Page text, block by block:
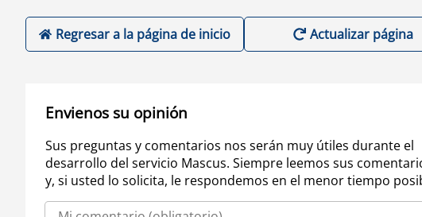
Regresar a la página de inicio Actualizar página
Envienos su opinión
Sus preguntas y comentarios nos serán muy útiles durante el
desarrollo del servicio Mascus. Siempre leemos sus
y, si usted lo solicita, le respondemos en el menor tiempo